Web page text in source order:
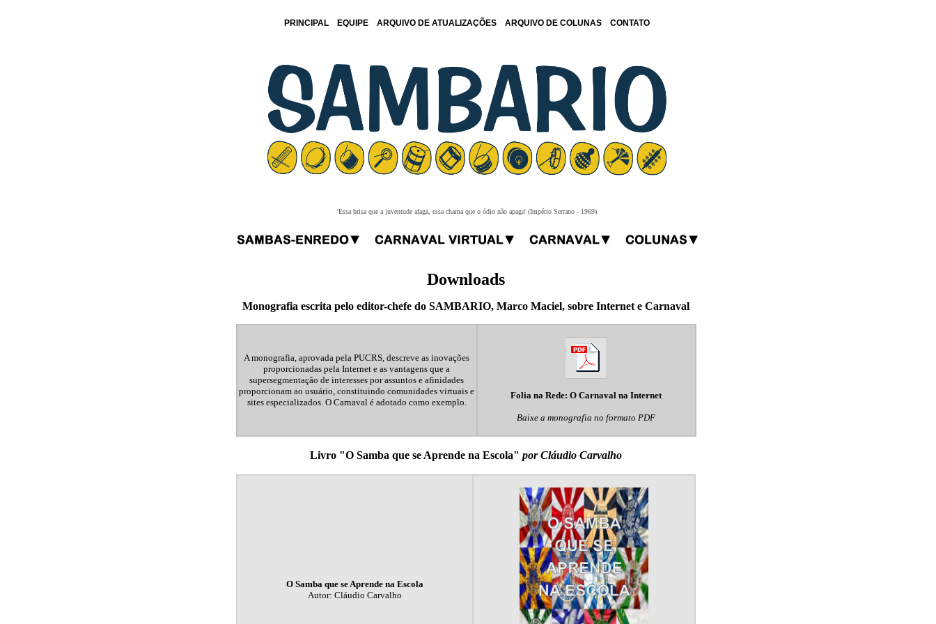
PRINCIPAL EQUIPE ARQUIVO DE ATUALIZAÇÕES ARQUIVO DE COLUNAS CONTATO
'Essa brisa que a juventude afaga, essa chama que o ódio não apaga' (Império Serrano - 1969)
Downloads
Monografia escrita pelo editor-chefe do SAMBARIO, Marco Maciel, sobre Internet e Carnaval
A monografia, aprovada pela PUCRS, descreve as inovações
proporcionadas pela Internet e as vantagens que a
supersegmentação de interesses por assuntos e afinidades
proporcionam ao usuário, constituindo comunidades virtuais e
sites especializados. O Carnaval é adotado como exemplo.
Folia na Rede: O Carnaval na Internet
Baixe a monografia no formato PDF
Livro "O Samba que se Aprende na Escola" por Cláudio Carvalho
O Samba que se Aprende na Escola
Autor: Cláudio Carvalho